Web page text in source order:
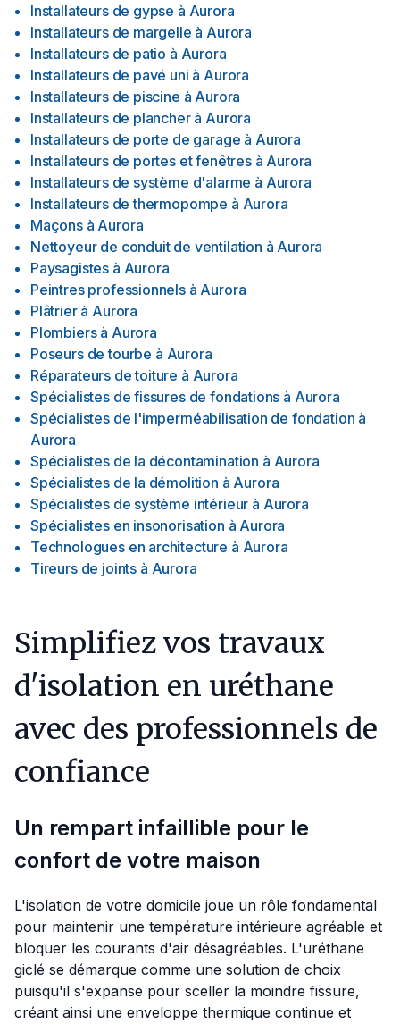
Installateurs de gypse à Aurora
Installateurs de margelle à Aurora
Installateurs de patio à Aurora
Installateurs de pavé uni à Aurora
Installateurs de piscine à Aurora
Installateurs de plancher à Aurora
Installateurs de porte de garage à Aurora
Installateurs de portes et fenêtres à Aurora
Installateurs de système d'alarme à Aurora
Installateurs de thermopompe à Aurora
Maçons à Aurora
Nettoyeur de conduit de ventilation à Aurora
Paysagistes à Aurora
Peintres professionnels à Aurora
Plâtrier à Aurora
Plombiers à Aurora
Poseurs de tourbe à Aurora
Réparateurs de toiture à Aurora
Spécialistes de fissures de fondations à Aurora
Spécialistes de l'imperméabilisation de fondation à
Aurora
Spécialistes de la décontamination à Aurora
Spécialistes de la démolition à Aurora
Spécialistes de système intérieur à Aurora
Spécialistes en insonorisation à Aurora
Technologues en architecture à Aurora
Tireurs de joints à Aurora
Simplifiez vos travaux
d'isolation en uréthane
avec des professionnels de
confiance
Un rempart infaillible pour le
confort de votre maison
L'isolation de votre domicile joue un rôle fondamental
pour maintenir une température intérieure agréable et
bloquer les courants d'air désagréables. L'uréthane
giclé se démarque comme une solution de choix
puisqu'il s'expanse pour sceller la moindre fissure,
créant ainsi une enveloppe thermique continue et